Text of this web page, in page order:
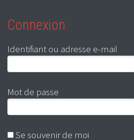
Connexion
Identifiant ou adresse e-mail
Mot de passe
Se souvenir de moi